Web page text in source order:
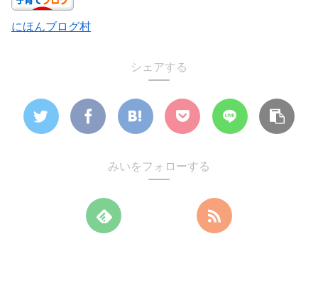
にほんブログ村
シェアする
みいをフォローする